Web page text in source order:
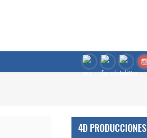
4D PRODUCCIONES